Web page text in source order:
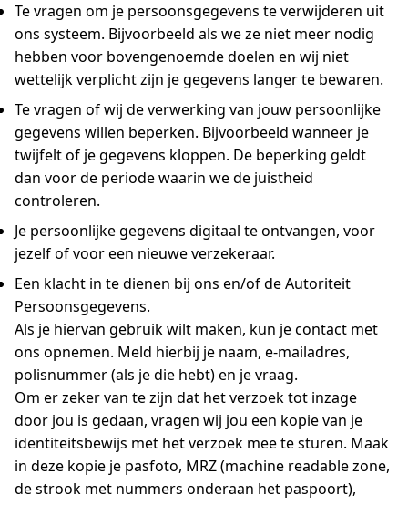
Te vragen om je persoonsgegevens te verwijderen uit
ons systeem. Bijvoorbeeld als we ze niet meer nodig
hebben voor bovengenoemde doelen en wij niet
wettelijk verplicht zijn je gegevens langer te bewaren.
Te vragen of wij de verwerking van jouw persoonlijke
gegevens willen beperken. Bijvoorbeeld wanneer je
twijfelt of je gegevens kloppen. De beperking geldt
dan voor de periode waarin we de juistheid
controleren.
Je persoonlijke gegevens digitaal te ontvangen, voor
jezelf of voor een nieuwe verzekeraar.
Een klacht in te dienen bij ons en/of de Autoriteit
Persoonsgegevens.
Als je hiervan gebruik wilt maken, kun je contact met
ons opnemen. Meld hierbij je naam, e-mailadres,
polisnummer (als je die hebt) en je vraag.
Om er zeker van te zijn dat het verzoek tot inzage
door jou is gedaan, vragen wij jou een kopie van je
identiteitsbewijs met het verzoek mee te sturen. Maak
in deze kopie je pasfoto, MRZ (machine readable zone,
de strook met nummers onderaan het paspoort),